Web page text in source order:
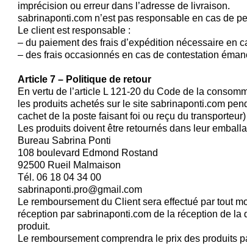
imprécision ou erreur dans l’adresse de livraison.
sabrinaponti.com n’est pas responsable en cas de
Le client est responsable :
– du paiement des frais d’expédition nécessaire en
– des frais occasionnés en cas de contestation
Article 7 – Politique de retour
En vertu de l’article L 121-20 du Code de la
les produits achetés sur le site sabrinaponti.com
cachet de la poste faisant foi ou reçu du transporteur)
Les produits doivent être retournés dans leur
Bureau Sabrina Ponti
108 boulevard Edmond Rostand
92500 Rueil Malmaison
Tél. 06 18 04 34 00
sabrinaponti.pro@gmail.com
Le remboursement du Client sera effectué par tout
réception par sabrinaponti.com de la réception de
produit.
Le remboursement comprendra le prix des produits